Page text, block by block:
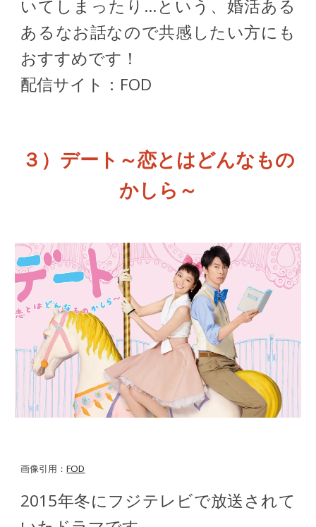
いてしまったり…という、婚活ある
あるなお話なので共感したい方にも
おすすめです！
配信サイト：FOD
３） デート～恋とはどんなもの
かしら～
画像引用：FOD
2015年冬にフジテレビで放送されて